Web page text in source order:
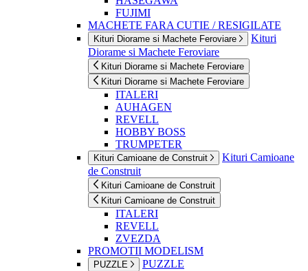
FUJIMI
MACHETE FARA CUTIE / RESIGILATE
Kituri Diorame si Machete Feroviare
Kituri
Diorame si Machete Feroviare
Kituri Diorame si Machete Feroviare
Kituri Diorame si Machete Feroviare
ITALERI
AUHAGEN
REVELL
HOBBY BOSS
TRUMPETER
Kituri Camioane de Construit
Kituri Camioane
de Construit
Kituri Camioane de Construit
Kituri Camioane de Construit
ITALERI
REVELL
ZVEZDA
PROMOTII MODELISM
PUZZLE PUZZLE